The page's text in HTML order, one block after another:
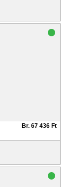
Br. 67 436 Ft